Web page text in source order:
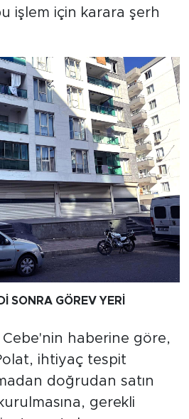
işlem için karara şerh
SONRA GÖREV YERİ
haberine göre,
ihtiyaç tespit
doğrudan satın
gerekli